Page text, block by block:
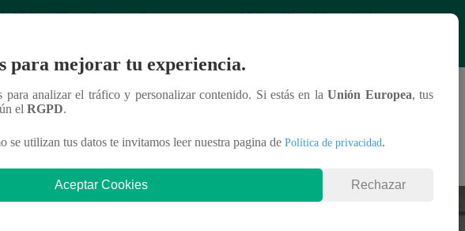
Melissa Klug: ¿Le compró
Melissa Klug: Mira todas las preguntas
para mejorar tu experiencia.
para analizar el tráfico y personalizar contenido. Si estás en laUnión Europea, tus
el RGPD.
se utilizan tus datos te invitamos leer nuestra pagina de Política de privacidad.
Aceptar Cookies Rechazar